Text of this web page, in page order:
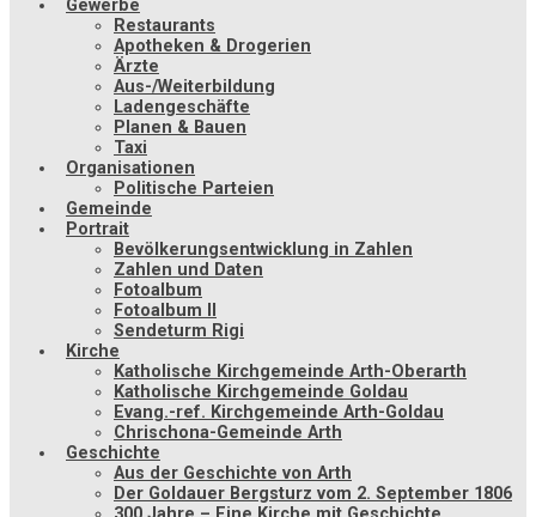
Gewerbe
Restaurants
Apotheken & Drogerien
Ärzte
Aus-/Weiterbildung
Ladengeschäfte
Planen & Bauen
Taxi
Organisationen
Politische Parteien
Gemeinde
Portrait
Bevölkerungsentwicklung in Zahlen
Zahlen und Daten
Fotoalbum
Fotoalbum II
Sendeturm Rigi
Kirche
Katholische Kirchgemeinde Arth-Oberarth
Katholische Kirchgemeinde Goldau
Evang.-ref. Kirchgemeinde Arth-Goldau
Chrischona-Gemeinde Arth
Geschichte
Aus der Geschichte von Arth
Der Goldauer Bergsturz vom 2. September 1806